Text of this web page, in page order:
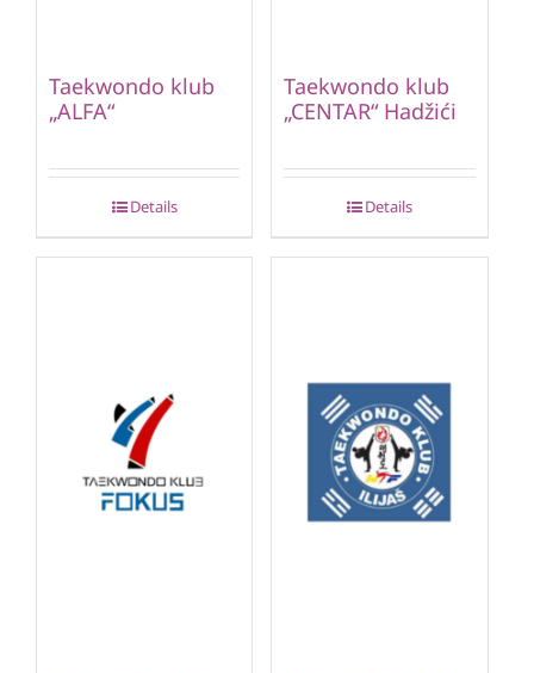
Taekwondo klub
„ALFA“
Details
Taekwondo klub
„CENTAR“ Hadžići
Details